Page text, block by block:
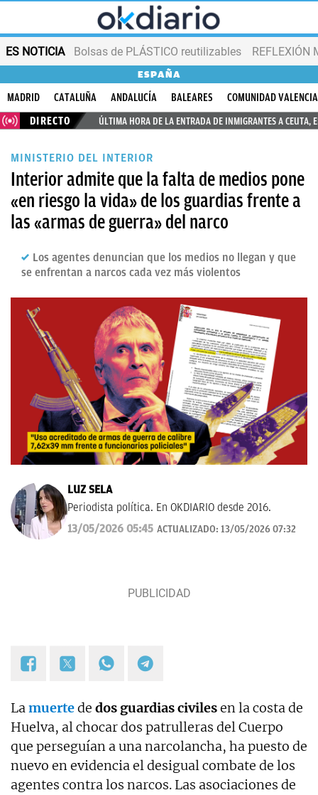
ES NOTICIA Bolsas de PLÁSTICO reutilizables REFLEXIÓN
ESPAÑA
MADRID CATALUÑA ANDALUCÍA BALEARES
COMUNIDAD
DIRECTO
ÚLTIMA HORA DE LA ENTRADA DE INMIGRANTES A CEUTA,
MINISTERIO DEL INTERIOR
Interior admite que la falta de medios pone
«en riesgo la vida» de los guardias frente a
las «armas de guerra» del narco
Los agentes denuncian que los medios no llegan y que
se enfrentan a narcos cada vez más violentos
LUZ SELA
Periodista política. En OKDIARIO desde 2016.
13/05/2026 05:45 ACTUALIZADO: 13/05/2026 07:32
Lamuertede dos guardias civilesen la costa de
Huelva, al chocar dos patrulleras del Cuerpo
que perseguían a una narcolancha, ha puesto de
nuevo en evidencia el desigual combate de los
agentes contra los narcos. Las asociaciones de